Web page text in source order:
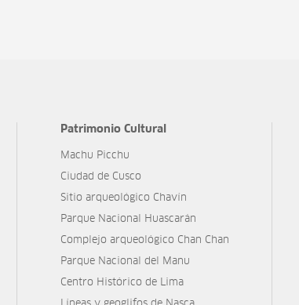
Patrimonio Cultural
Machu Picchu
Ciudad de Cusco
Sitio arqueológico Chavín
Parque Nacional Huascarán
Complejo arqueológico Chan Chan
Parque Nacional del Manu
Centro Histórico de Lima